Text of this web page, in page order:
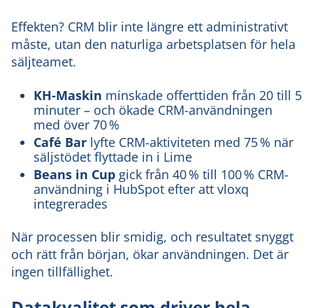
Effekten? CRM blir inte längre ett administrativt
måste, utan den naturliga arbetsplatsen för hela
säljteamet.
KH-Maskin minskade offerttiden från 20 till 5
minuter – och ökade CRM-användningen
med över 70 %
Café Bar lyfte CRM-aktiviteten med 75 % när
säljstödet flyttade in i Lime
Beans in Cup gick från 40 % till 100 % CRM-
användning i HubSpot efter att vloxq
integrerades
När processen blir smidig, och resultatet snyggt
och rätt från början, ökar användningen. Det är
ingen tillfällighet.